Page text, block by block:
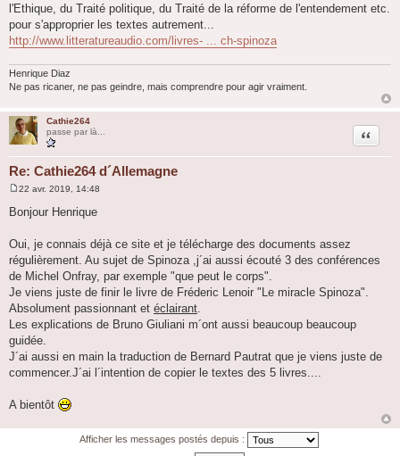
l'Ethique, du Traité politique, du Traité de la réforme de l'entendement etc.
pour s'approprier les textes autrement...
http://www.litteratureaudio.com/livres- ... ch-spinoza
Henrique Diaz
Ne pas ricaner, ne pas geindre, mais comprendre pour agir vraiment.
Cathie264
passe par là...
Re: Cathie264 d´Allemagne
Citation
s
g
e
22 avr. 2019, 14:48
Bonjour Henrique
Oui, je connais déjà ce site et je télécharge des documents assez
régulièrement. Au sujet de Spinoza ,j´ai aussi écouté 3 des conférences
de Michel Onfray, par exemple "que peut le corps".
Je viens juste de finir le livre de Fréderic Lenoir "Le miracle Spinoza".
Absolument passionnant et éclairant
Les explications de Bruno Giuliani m´ont aussi beaucoup beaucoup
guidée.
J´ai aussi en main la traduction de Bernard Pautrat que je viens juste de
commencer.J´ai l´intention de copier le textes des 5 livres....
A bientôt
Afficher les messages postés depuis :